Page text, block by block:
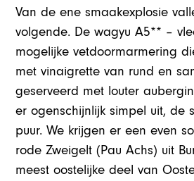
Van de ene smaakexplosie
volgende. De wagyu A5** –
mogelijke vetdoormarmering
met vinaigrette van rund en
geserveerd met louter
er ogenschijnlijk simpel uit, de
puur. We krijgen er een even
rode Zweigelt (Pau Achs) uit
meest oostelijke deel van